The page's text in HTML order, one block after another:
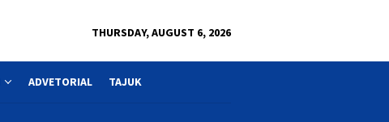
THURSDAY, AUGUST 6, 2026
ADVETORIAL TAJUK